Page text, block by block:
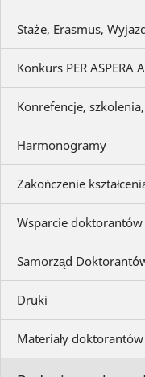
Staże, Erasmus,
Konkurs PER ASPERA
Konrefencje,
Harmonogramy
Zakończenie
Wsparcie doktorantów
Samorząd
Druki
Materiały doktorantów